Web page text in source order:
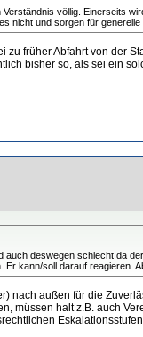
völlig. Einerseits
nicht und sorgen für
zu früher Abfahrt von der
bisher so, als sei ein
auch deswegen schlecht da
kann/soll darauf reagieren.
nach außen für die
müssen halt z.B. auch